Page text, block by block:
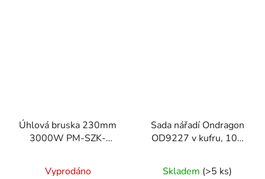
Úhlová bruska 230mm
3000W PM-SZK-
Vyprodáno
Sada nářadí Ondragon
OD9227 v kufru, 109
kleště a příslušenství
Skladem (>5 ks)